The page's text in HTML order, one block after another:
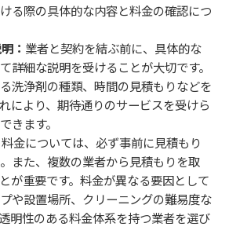
る際の具体的な内容と料金の確認につ
： 業者と契約を結ぶ前に、具体的な
詳細な説明を受けることが大切です。
洗浄剤の種類、時間の見積もりなどを
により、期待通りのサービスを受けら
きます。
料金については、必ず事前に見積もり
また、複数の業者から見積もりを取
が重要です。料金が異なる要因として
や設置場所、クリーニングの難易度な
明性のある料金体系を持つ業者を選び